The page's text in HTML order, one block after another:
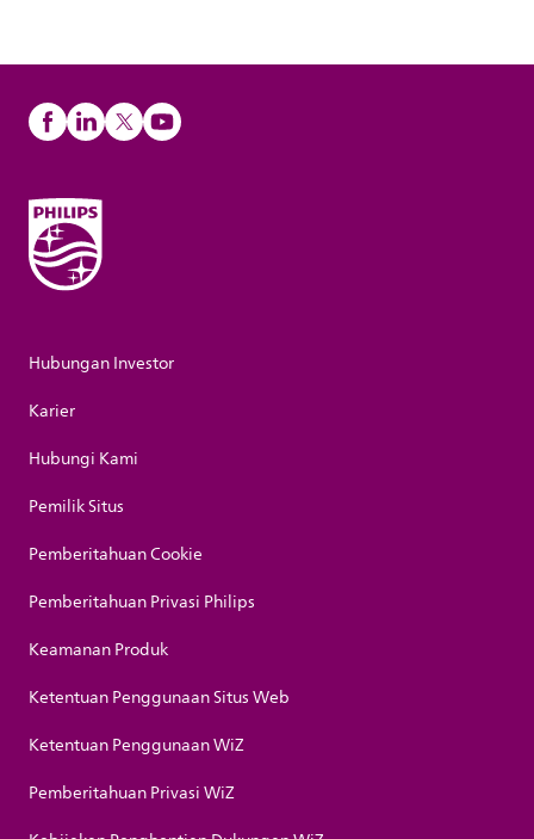
Hubungan Investor
Karier
Hubungi Kami
Pemilik Situs
Pemberitahuan Cookie
Pemberitahuan Privasi Philips
Keamanan Produk
Ketentuan Penggunaan Situs Web
Ketentuan Penggunaan WiZ
Pemberitahuan Privasi WiZ